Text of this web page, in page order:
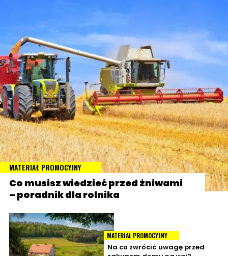
MATERIAŁ PROMOCYJNY
Co musisz wiedzieć przed żniwami
– poradnik dla rolnika
MATERIAŁ PROMOCYJNY
Na co zwrócić uwagę przed